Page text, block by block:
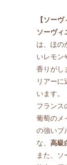
【ソー
ソーヴィ
は、ほの
いレモン
香りがし
リアーに
います。
フランス
葡萄のメ
の強いブ
な、 高級
また、